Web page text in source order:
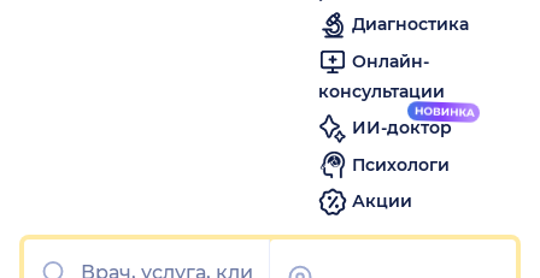
Диагностика
Онлайн-
консультации
ИИ-доктор
Психологи
Акции